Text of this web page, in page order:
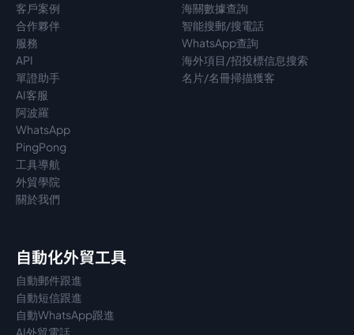
客戶案例
合作夥伴
服務
API
單證助手
AI客服
阿波羅
WhatsApp
PingPong
工具導航
外貿學院
關於我們
海關數據查詢
智能搜郵/搜電話
WhatsApp查詢
海外項目/招投標信息搜索
名片/名冊掃描獲客
自動化外貿工具
自動郵件跟進
自動短信跟進
自動WhatsApp跟進
AI外貿電話